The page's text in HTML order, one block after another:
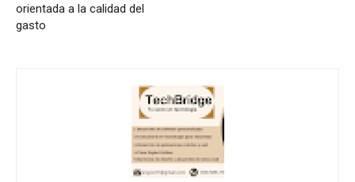
orientada a la calidad del
gasto